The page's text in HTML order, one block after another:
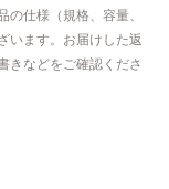
仕様（規格、容量、
います。お届けした返
きなどをご確認くださ